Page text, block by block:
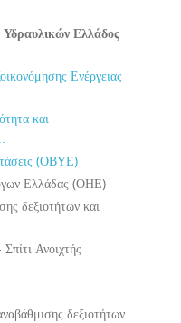
Ελλάδος
Ενέργειας
και
(ΟΒΥΕ)
Ελλάδας (ΟΗΕ)
δεξιοτήτων και
Ανοιχτής
δεξιοτήτων